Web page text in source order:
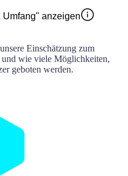
anzeigen
Einschätzung zum
und wie viele Möglichkeiten,
geboten werden.